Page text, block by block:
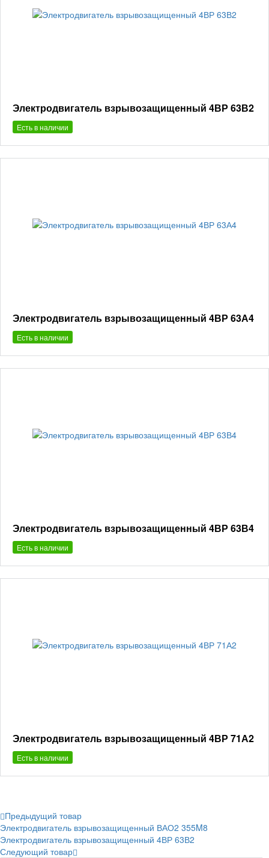
Электродвигатель взрывозащищенный 4ВР 63В2
Есть в наличии
Электродвигатель взрывозащищенный 4ВР 63А4
Есть в наличии
Электродвигатель взрывозащищенный 4ВР 63В4
Есть в наличии
Электродвигатель взрывозащищенный 4ВР 71А2
Есть в наличии
Предыдущий товар
Электродвигатель взрывозащищенный ВАО2 355M8
Электродвигатель взрывозащищенный 4ВР 63В2
Следующий товар